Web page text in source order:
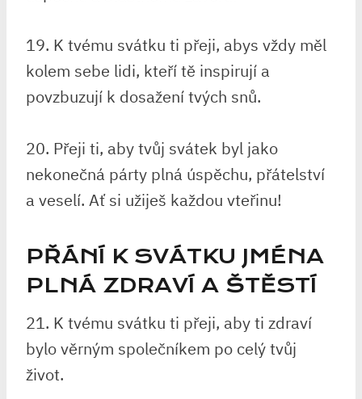
19. K tvému svátku ti přeji, abys vždy měl
kolem sebe lidi, kteří tě inspirují a
povzbuzují k dosažení tvých snů.
20. Přeji ti, aby tvůj svátek byl jako
nekonečná párty plná úspěchu, přátelství
a veselí. Ať si užiješ každou vteřinu!
PŘÁNÍ K SVÁTKU JMÉNA
PLNÁ ZDRAVÍ A ŠTĚSTÍ
21. K tvému svátku ti přeji, aby ti zdraví
bylo věrným společníkem po celý tvůj
život.